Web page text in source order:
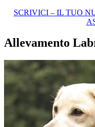
SCRIVICI – IL TUO
Allevamento